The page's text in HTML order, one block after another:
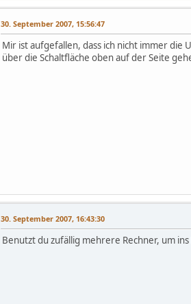
30. September 2007, 15:56:47
Mir ist aufgefallen, dass ich nicht immer die
über die Schaltfläche oben auf der Seite
30. September 2007, 16:43:30
Benutzt du zufällig mehrere Rechner, um